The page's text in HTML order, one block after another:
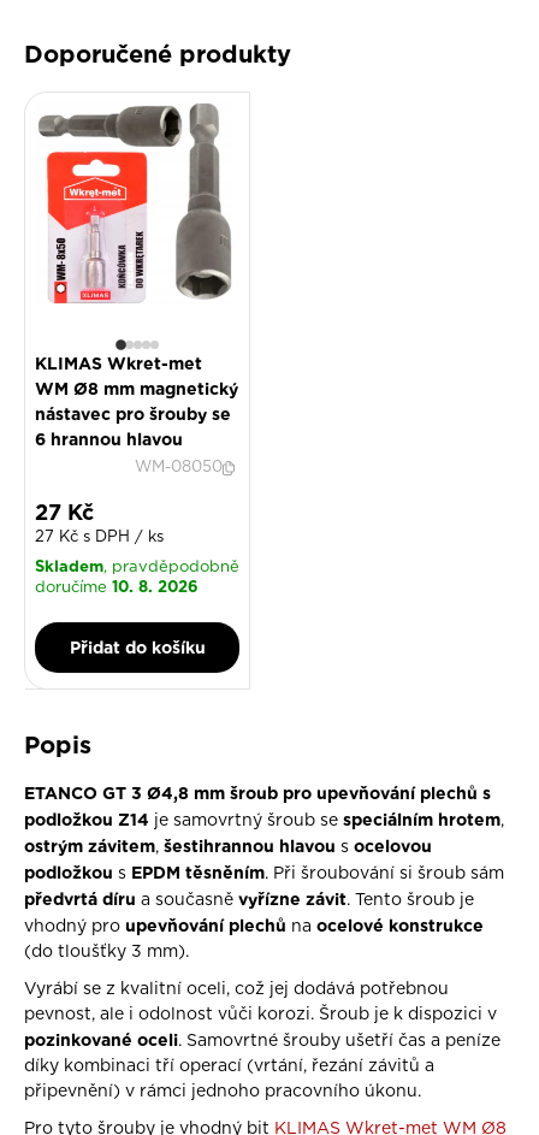
Doporučené produkty
KLIMAS Wkret-met
WM Ø8 mm magnetický
nástavec pro šrouby se
6 hrannou hlavou
WM-08050
Slevová cena
27 Kč
27 Kč s DPH / ks
Skladem, pravděpodobně
doručíme 10. 8. 2026
Přidat do košíku
Popis
ETANCO GT 3 Ø4,8 mm šroub pro upevňování plechů s
podložkou Z14 je samovrtný šroub se speciálním hrotem,
ostrým závitem, šestihrannou hlavou s ocelovou
podložkou s EPDM těsněním. Při šroubování si šroub sám
předvrtá díru a současně vyřízne závit. Tento šroub je
vhodný pro upevňování plechů na ocelové konstrukce
(do tloušťky 3 mm).
Vyrábí se z kvalitní oceli, což jej dodává potřebnou
pevnost, ale i odolnost vůči korozi. Šroub je k dispozici v
pozinkované oceli. Samovrtné šrouby ušetří čas a peníze
díky kombinaci tří operací (vrtání, řezání závitů a
připevnění) v rámci jednoho pracovního úkonu.
Pro tyto šrouby je vhodný bit KLIMAS Wkret-met WM Ø8